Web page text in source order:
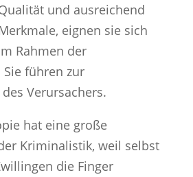
und ausreichend
eignen sie sich
Rahmen der
führen zur
Verursachers.
hat eine große
Kriminalistik, weil selbst
die Finger